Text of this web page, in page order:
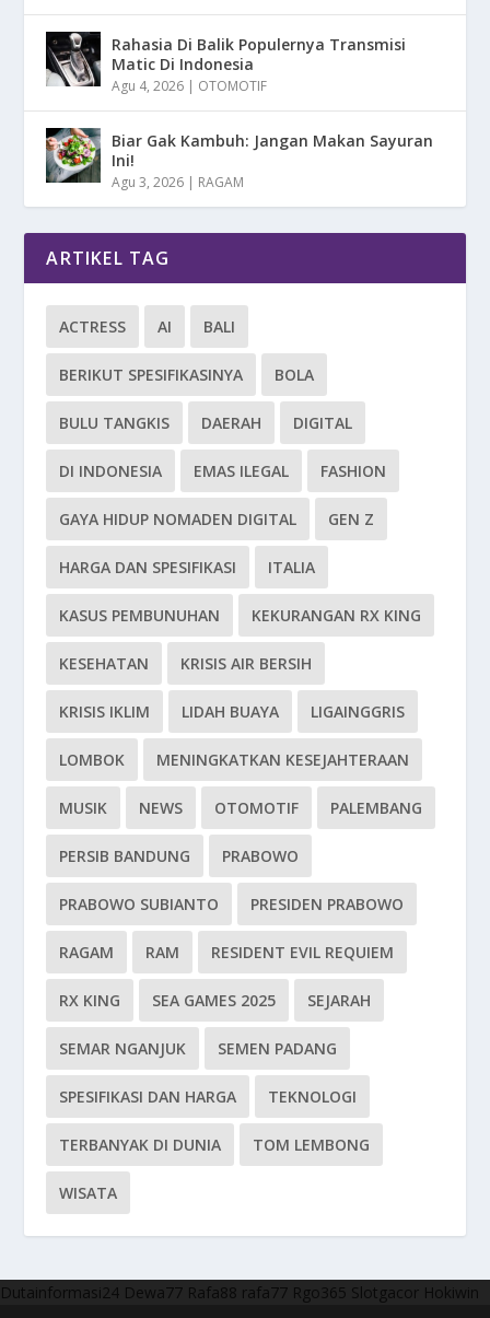
Rahasia Di Balik Populernya Transmisi
Matic Di Indonesia
Agu 4, 2026 | OTOMOTIF
Biar Gak Kambuh: Jangan Makan Sayuran
Ini!
Agu 3, 2026 | RAGAM
ARTIKEL TAG
ACTRESS AI BALI
BERIKUT SPESIFIKASINYA BOLA
BULU TANGKIS DAERAH DIGITAL
DI INDONESIA EMAS ILEGAL FASHION
GAYA HIDUP NOMADEN DIGITAL GEN Z
HARGA DAN SPESIFIKASI ITALIA
KASUS PEMBUNUHAN KEKURANGAN RX KING
KESEHATAN KRISIS AIR BERSIH
KRISIS IKLIM LIDAH BUAYA LIGAINGGRIS
LOMBOK MENINGKATKAN KESEJAHTERAAN
MUSIK NEWS OTOMOTIF PALEMBANG
PERSIB BANDUNG PRABOWO
PRABOWO SUBIANTO PRESIDEN PRABOWO
RAGAM RAM RESIDENT EVIL REQUIEM
RX KING SEA GAMES 2025 SEJARAH
SEMAR NGANJUK SEMEN PADANG
SPESIFIKASI DAN HARGA TEKNOLOGI
TERBANYAK DI DUNIA TOM LEMBONG
WISATA
Dutainformasi24 Dewa77 Rafa88 rafa77 Rgo365 Slotgacor Hokiwin